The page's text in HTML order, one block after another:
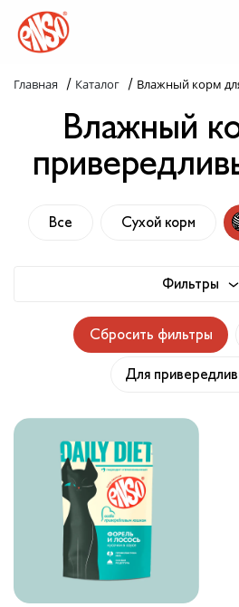
Главная / Каталог / Влажный корм
Влажный
Все Сухой корм
Фильтры
Сбросить фильтры
Для